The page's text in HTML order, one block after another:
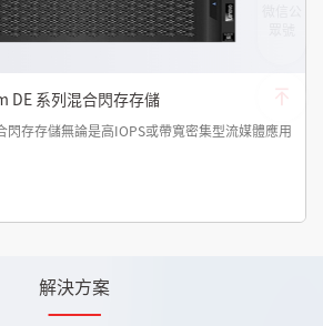
DE 系列混合閃存存儲
存存儲無論是高IOPS或帶寬密集型流媒體應用
解決方案